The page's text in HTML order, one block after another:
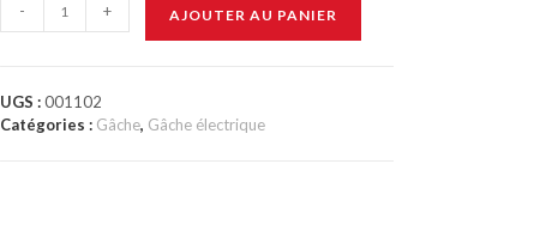
- + AJOUTER AU PANIER
UGS :001102
Catégories : Gâche, Gâche électrique